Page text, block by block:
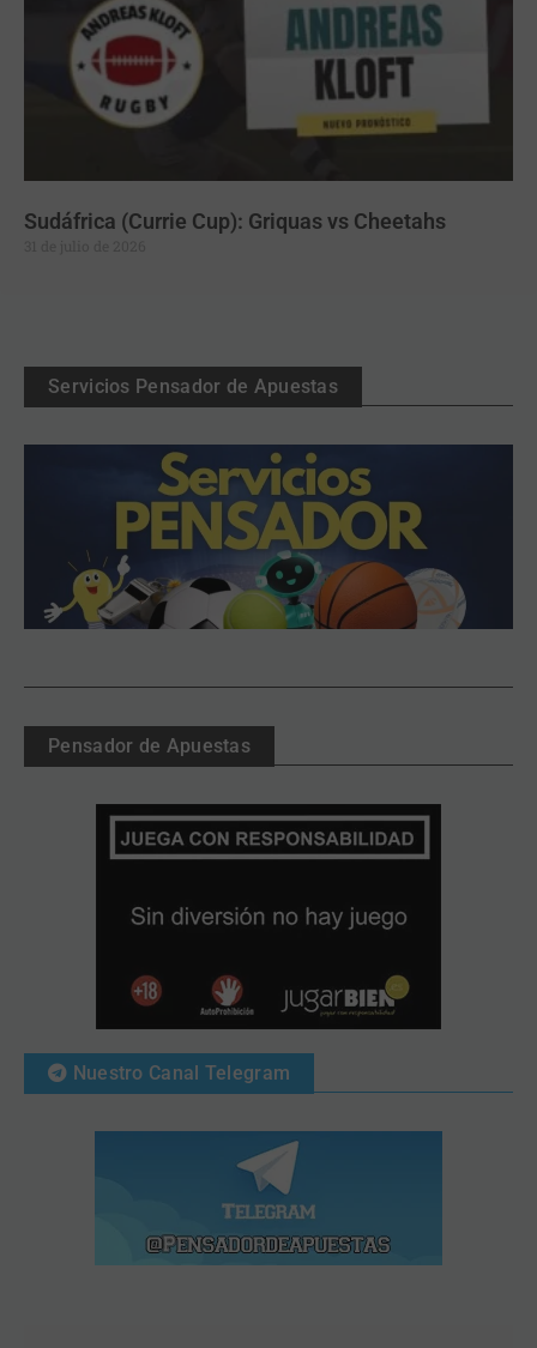
Sudáfrica (Currie Cup): Griquas vs Cheetahs
Servicios Pensador de Apuestas
Pensador de Apuestas
Nuestro Canal Telegram